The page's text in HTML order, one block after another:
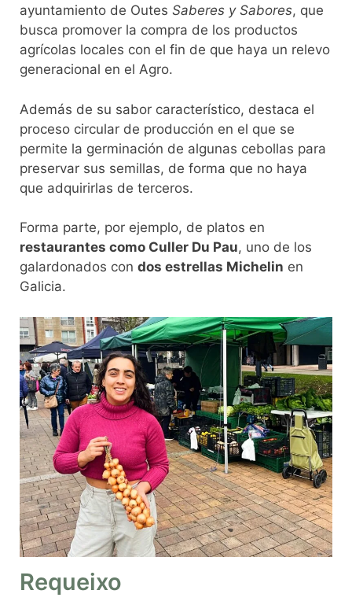
ayuntamiento de Outes Saberes y Sabores, que
busca promover la compra de los productos
agrícolas locales con el fin de que haya un relevo
generacional en el Agro.
Además de su sabor característico, destaca el
proceso circular de producción en el que se
permite la germinación de algunas cebollas para
preservar sus semillas, de forma que no haya
que adquirirlas de terceros.
Forma parte, por ejemplo, de platos en
restaurantes como Culler Du Pau, uno de los
galardonados con dos estrellas Michelin en
Galicia.
Requeixo